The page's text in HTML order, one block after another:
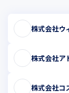
株式会社ウ
株式会社ア
株式会社コ